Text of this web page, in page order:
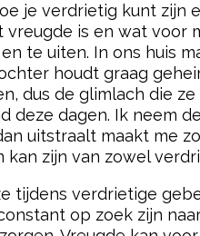
je verdrietig kunt
is en wat voor
te uiten. In ons huis
houdt graag
dus de glimlach die
deze dagen. Ik neem
uitstraalt maakt me
zijn van zowel
tijdens verdrietige
op zoek zijn